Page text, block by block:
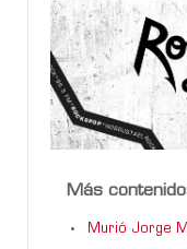
Más
Murió Jorge